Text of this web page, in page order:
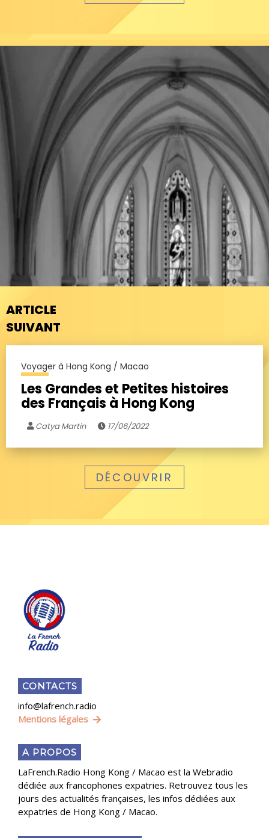
ARTICLE
SUIVANT
Voyager à Hong Kong / Macao
Les Grandes et Petites histoires
des Français à Hong Kong
Catya Martin 17/06/2022
DÉCOUVRIR
CONTACTS
info@lafrench.radio
Mentions légales
A PROPOS
LaFrench.Radio Hong Kong / Macao est la Webradio
dédiée aux francophones expatries. Retrouvez tous les
jours des actualités françaises, les infos dédiées aux
expatries de Hong Kong / Macao.